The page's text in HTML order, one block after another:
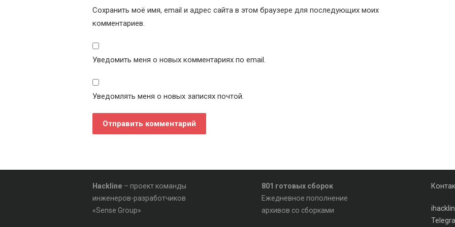
Сохранить моё имя, email и адрес сайта в этом браузере для последующих моих
комментариев.
Уведомить меня о новых комментариях по email.
Уведомлять меня о новых записях почтой.
Hackline – проект команды
инженеров-разработчиков
«Sense Group»
801 готовых сборок
Ежедневное пополнение
архивов со сборками